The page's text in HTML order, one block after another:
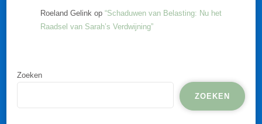
Roeland Gelink op “Schaduwen van Belasting: Nu het
Raadsel van Sarah’s Verdwijning”
Zoeken
ZOEKEN